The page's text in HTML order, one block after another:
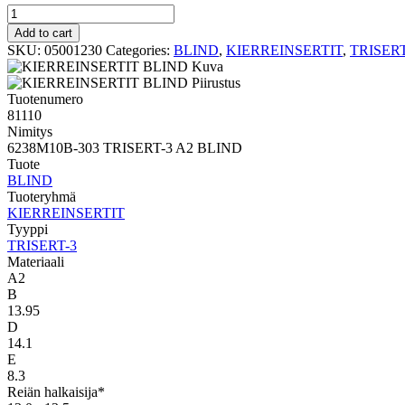
TRISERT-
3
BLIND
6238M10B-
303
TRISERT-
3
A2
BLIND
quantity
Add to cart
SKU: 05001230 Categories: BLIND, KIERREINSERTIT,
Tuotenumero
81110
Nimitys
6238M10B-303 TRISERT-3 A2 BLIND
Tuote
BLIND
Tuoteryhmä
KIERREINSERTIT
Tyyppi
TRISERT-3
Materiaali
A2
B
13.95
D
14.1
E
8.3
Reiän halkaisija*